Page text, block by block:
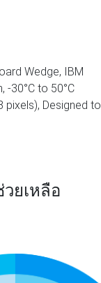
Wedge, IBM
-30°C to 50°C
pixels), Designed to
ยเหลือ